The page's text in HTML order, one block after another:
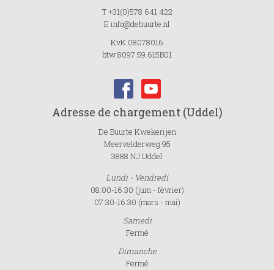
T +31(0)578 641 422
E info@debuurte.nl
KvK 08078016
btw 8097.59.615B01
Adresse de chargement (Uddel)
De Buurte Kwekerijen
Meervelderweg 95
3888 NJ Uddel
Lundi - Vendredi
08:00-16:30 (juin - février)
07:30-16:30 (mars - mai)
Samedi
Fermé
Dimanche
Fermé